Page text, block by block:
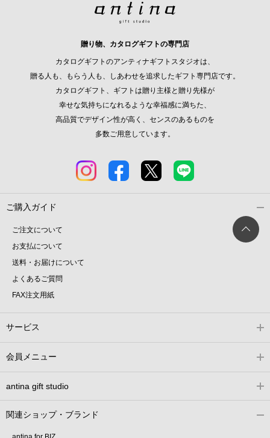
贈り物、カタログギフトの専門店
カタログギフトのアンティナギフトスタジオは、
贈る人も、もらう人も、しあわせを追求したギフト専門店です。
カタログギフト、ギフトは贈り主様と贈り先様が
幸せな気持ちになれるような幸福感に満ちた、
高品質でデザイン性が高く、センスのあるものを
多数ご用意しています。
ご購入ガイド
ご注文について
お支払について
送料・お届けについて
よくあるご質問
FAX注文用紙
サービス
会員メニュー
antina gift studio
関連ショップ・ブランド